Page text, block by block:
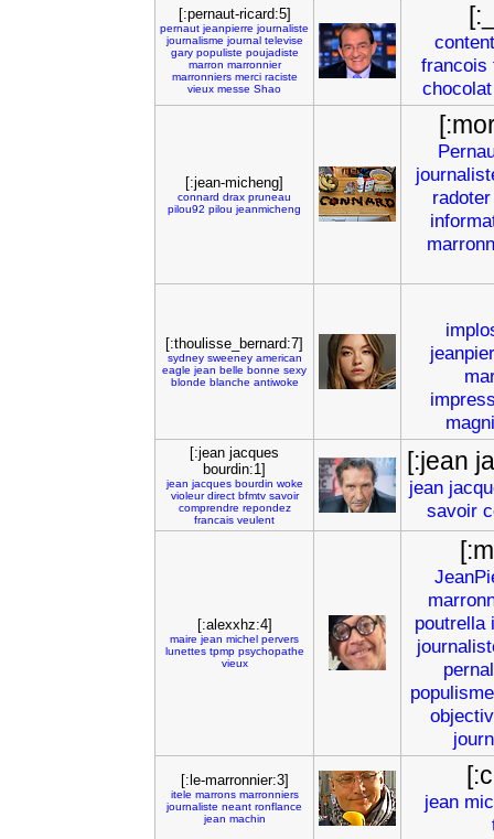
[:pernaut-ricard:5]
pernaut jeanpierre journaliste
journalisme journal televise
gary populiste poujadiste
marron marronnier
marronniers merci raciste
vieux messe Shao
content
francois
chocolat
[:jean-micheng]
connard drax pruneau
pilou92 pilou jeanmicheng
radoter
[:thoulisse_bernard:7]
sydney sweeney american
eagle jean belle bonne sexy
blonde blanche antiwoke
[:jean jacques
bourdin:1]
jean jacques bourdin woke
violeur direct bfmtv savoir
comprendre repondez
francais veulent
[:jean
jean
savoir
[:alexxhz:4]
maire jean michel pervers
lunettes tpmp psychopathe
vieux
poutrella
pernal
populisme
[:le-marronnier:3]
itele marrons marronniers
journaliste neant ronflance
jean machin
jean